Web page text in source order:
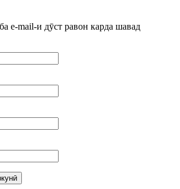
e-mail-и дӯст равон карда шавад